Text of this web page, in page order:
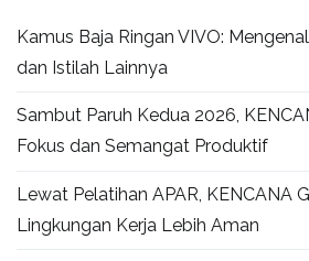
Kamus Baja Ringan VIVO:
dan Istilah Lainnya
Sambut Paruh Kedua 2026,
Fokus dan Semangat Produktif
Lewat Pelatihan APAR, KENCANA
Lingkungan Kerja Lebih Aman